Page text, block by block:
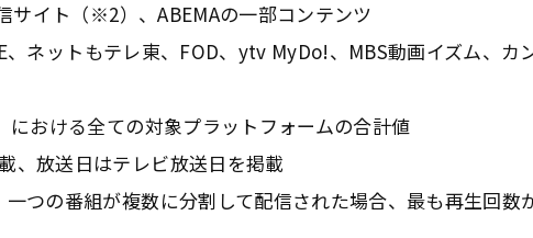
イト（※2）、ABEMAの一部コンテンツ
ネットもテレ東、FOD、ytv MyDo!、MBS動画イズム、カ
における全ての対象プラットフォームの合計値
、放送日はテレビ放送日を掲載
つの番組が複数に分割して配信された場合、最も再生回数